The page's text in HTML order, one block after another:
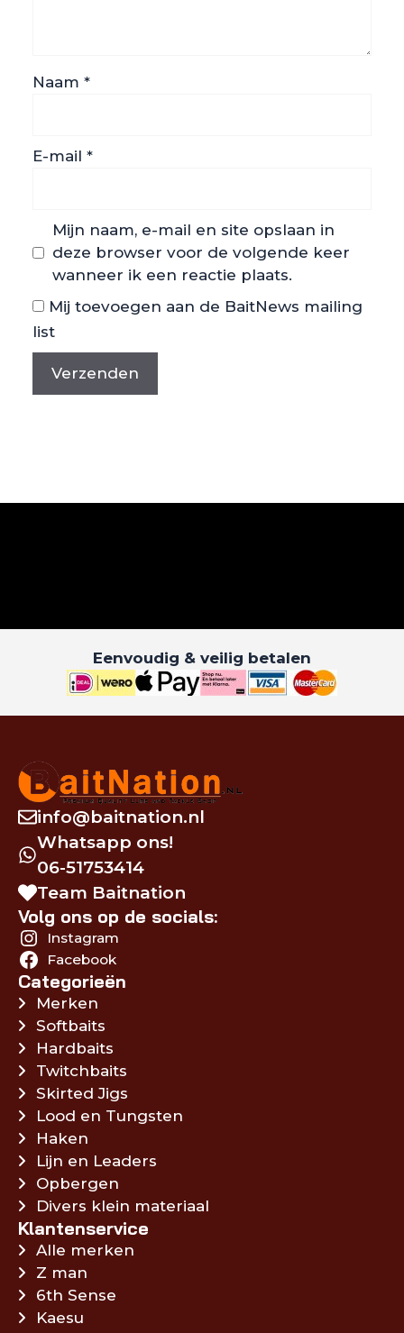
Naam *
E-mail *
Mijn naam, e-mail en site opslaan in
deze browser voor de volgende keer
wanneer ik een reactie plaats.
Mij toevoegen aan de BaitNews mailing
list
Eenvoudig & veilig betalen
info@baitnation.nl
Whatsapp ons!
06-51753414
Team Baitnation
Volg ons op de socials:
Instagram
Facebook
Categorieën
Merken
Softbaits
Hardbaits
Twitchbaits
Skirted Jigs
Lood en Tungsten
Haken
Lijn en Leaders
Opbergen
Divers klein materiaal
Klantenservice
Alle merken
Z man
6th Sense
Kaesu